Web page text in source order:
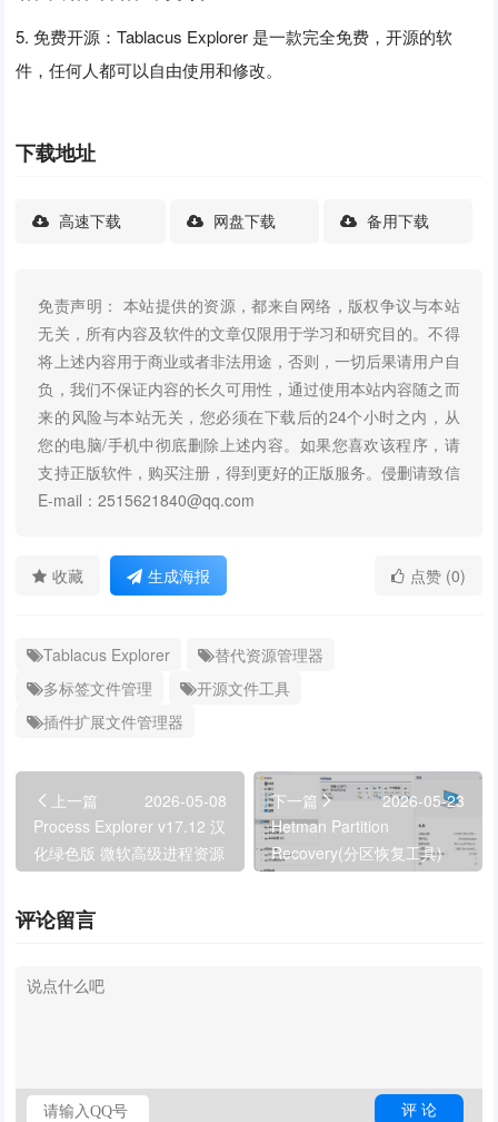
5. 免费开源：Tablacus Explorer 是一款完全免费，开源的软
件，任何人都可以自由使用和修改。
下载地址
高速下载 网盘下载 备用下载
免责声明： 本站提供的资源，都来自网络，版权争议与本站
无关，所有内容及软件的文章仅限用于学习和研究目的。不得
将上述内容用于商业或者非法用途，否则，一切后果请用户自
负，我们不保证内容的长久可用性，通过使用本站内容随之而
来的风险与本站无关，您必须在下载后的24个小时之内，从
您的电脑/手机中彻底删除上述内容。如果您喜欢该程序，请
支持正版软件，购买注册，得到更好的正版服务。侵删请致信
E-mail：2515621840@qq.com
收藏 生成海报 点赞 (0)
Tablacus Explorer
替代资源管理器
多标签文件管理
开源文件工具
插件扩展文件管理器
上一篇
2026-05-08
Process Explorer v17.12 汉
化绿色版 微软高级进程资源
下一篇
2026-05-23
Hetman Partition
Recovery(分区恢复工具)
评论留言